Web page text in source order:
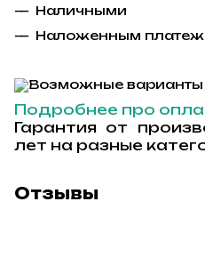
Наличными
Наложенным
Подробнее про
Гарантия от
лет на разные
Отзывы